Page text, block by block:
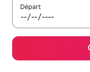
Départ